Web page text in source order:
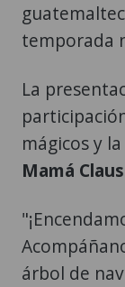
temporada
La
mágicos y
Mamá Claus
árbol de